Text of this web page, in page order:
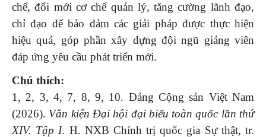
chế, đổi mới cơ chế quản lý, tăng cường lãnh đạo,
chỉ đạo để bảo đảm các giải pháp được thực hiện
hiệu quả, góp phần xây dựng đội ngũ giảng viên
đáp ứng yêu cầu phát triển mới.
Chú thích:
1, 2, 3, 4, 7, 8, 9, 10. Đảng Cộng sản Việt Nam
(2026). Văn kiện Đại hội đại biểu toàn quốc lần thứ
XIV. Tập I. H. NXB Chính trị quốc gia Sự thật, tr.